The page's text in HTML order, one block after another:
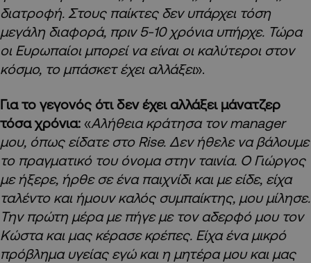
διατροφή. Στους παίκτες δεν υπάρχει τόση
μεγάλη διαφορά, πριν 5-10 χρόνια υπήρχε. Τώρα
οι Ευρωπαίοι μπορεί να είναι οι καλύτεροι στον
κόσμο, το μπάσκετ έχει αλλάξει».
Για το γεγονός ότι δεν έχει αλλάξει μάνατζερ
τόσα χρόνια: «Αλήθεια κράτησα τονmanager
μου, όπως είδατε στο Rise. Δεν ήθελε να βάλουμε
το πραγματικό του όνομα στην ταινία. Ο Γιώργος
με ήξερε, ήρθε σε ένα παιχνίδι και με είδε, είχα
ταλέντο και ήμουν καλός συμπαίκτης, μου μίλησε.
Την πρώτη μέρα με πήγε με τον αδερφό μου τον
Κώστα και μας κέρασε κρέπες. Είχα ένα μικρό
πρόβλημα υγείας εγώ και η μητέρα μου και μας